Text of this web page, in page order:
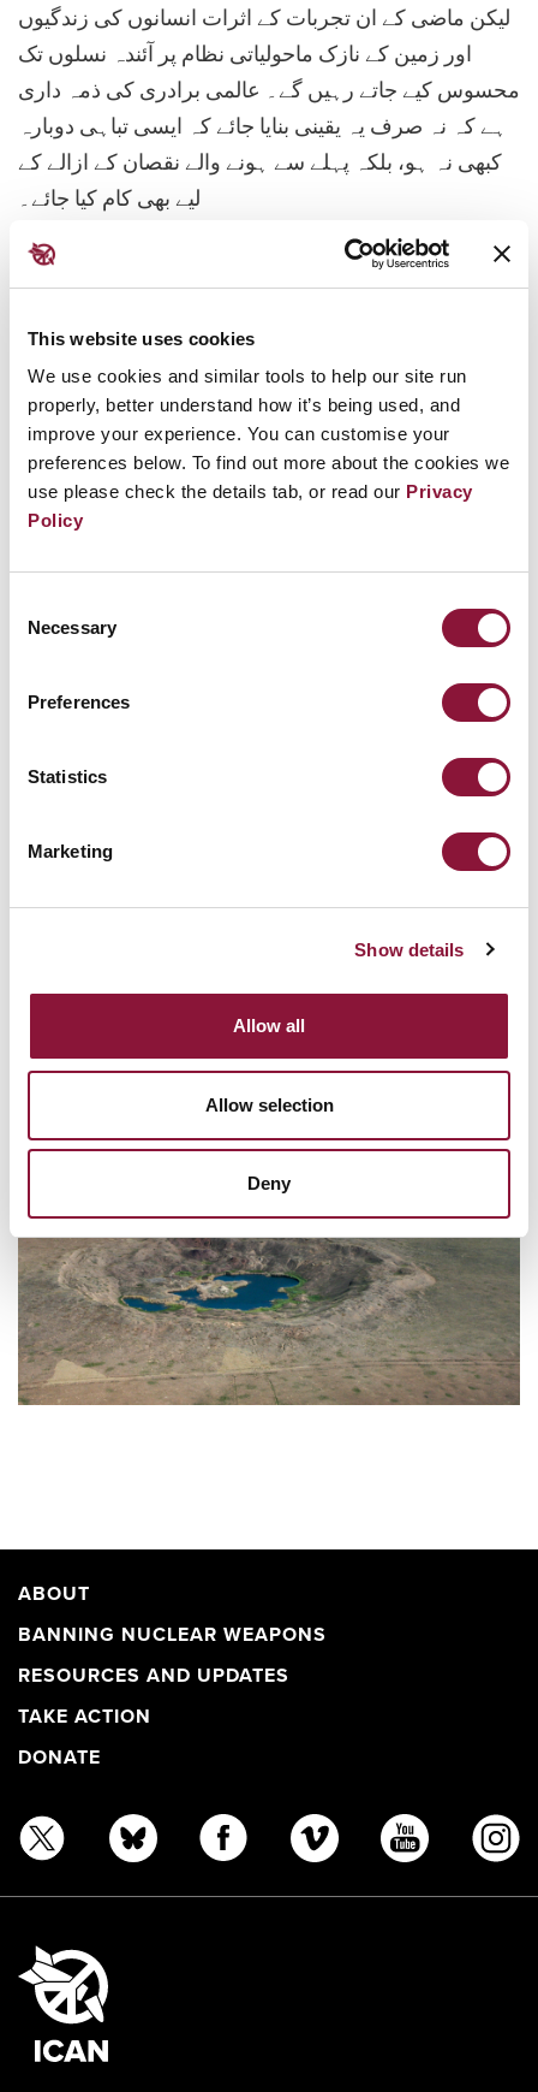
This website uses cookies
We use cookies and similar tools to help our site run
properly, better understand how it’s being used, and
improve your experience. You can customise your
preferences below. To find out more about the cookies we
use please check the details tab, or read our Privacy
Policy
Selection
Necessary
Preferences
Statistics
Marketing
Show details
Allow all
Allow selection
Deny
لیکن ماضی کے ان تجربات کے اثرات انسانوں کی زندگیوں
اور زمین کے نازک ماحولیاتی نظام پر آئندہ نسلوں تک
محسوس کیے جاتے رہیں گے۔ عالمی برادری کی ذمہ داری
ہے کہ نہ صرف یہ یقینی بنایا جائے کہ ایسی تباہی دوبارہ
کبھی نہ ہو، بلکہ پہلے سے ہونے والے نقصان کے ازالے کے
لیے بھی کام کیا جائے۔
دنیا بھر میں ایٹمی تجربات سے متاثر ہونے
والے بہت کم لوگوں کو ان کی تکلیف کا معاوضہ
ملا ہے، اور سابقہ تجرباتی مقامات کی صفائی کی
کوششیں نہایت ناکافی رہی ہیں۔ کچھ مقامات پر
خستہ حال بنیادی ڈھانچہ مزید آلودگی کے
مسلسل خطرے کا باعث بنا ہوا ہے۔
ABOUT
BANNING NUCLEAR WEAPONS
RESOURCES AND UPDATES
TAKE ACTION
DONATE